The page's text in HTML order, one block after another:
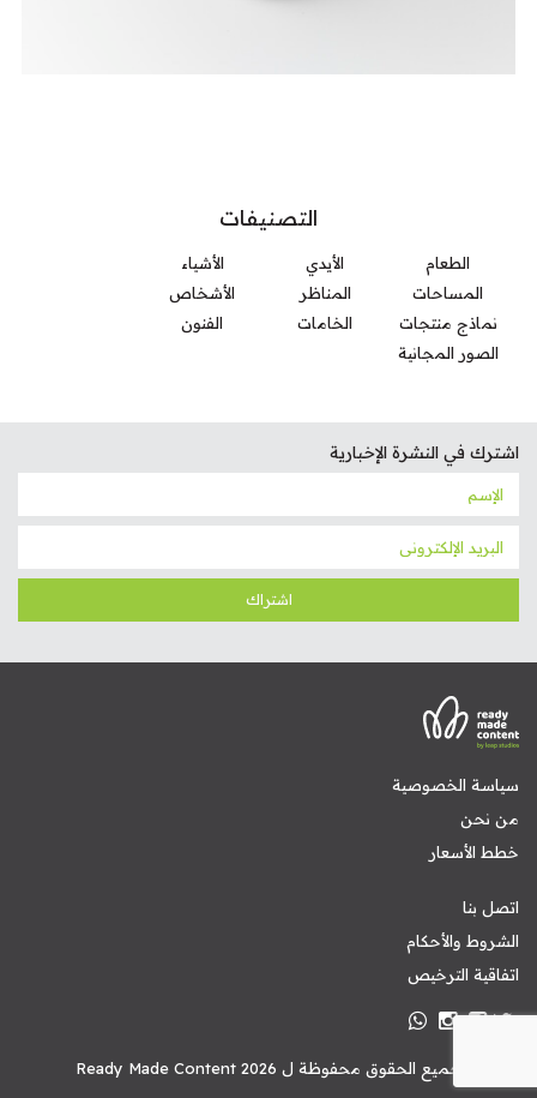
التصنيفات
الطعام الأيدي
الأشياء
المساحات
المناظر
الأشخاص
نماذج منتجات
الخامات
الفنون
الصور المجانية
اشترك في النشرة الإخبارية
اشتراك
سياسة الخصوصية
من نحن
خطط الأسعار
اتصل بنا
الشروط والأحكام
اتفاقية الترخيص
جميع الحقوق محفوظة ل Ready Made Content 2026